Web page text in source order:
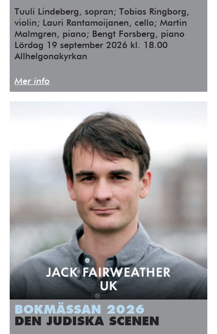
Tuuli Lindeberg, sopran; Tobias Ringborg,
violin; Lauri Rantamoijanen, cello; Martin
Malmgren, piano; Bengt Forsberg, piano
Lördag 19 september 2026 kl. 18.00
Allhelgonakyrkan
Mer info
BOKMÄSSAN 2026
DEN JUDISKA SCENEN